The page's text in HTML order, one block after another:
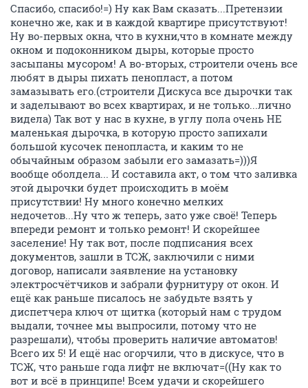
Спасибо, спасибо!=) Ну как Вам сказать...Претензии
конечно же, как и в каждой квартире присутствуют!
Ну во-первых окна, что в кухни,что в комнате между
окном и подоконником дыры, которые просто
засыпаны мусором! А во-вторых, строители очень все
любят в дыры пихать пенопласт, а потом
замазывать его.(строители Дискуса все дырочки так
и заделывают во всех квартирах, и не только...лично
видела) Так вот у нас в кухне, в углу пола очень НЕ
маленькая дырочка, в которую просто запихали
большой кусочек пенопласта, и каким то не
обычайным образом забыли его замазать=)))Я
вообще оболдела... И составила акт, о том что заливка
этой дырочки будет происходить в моём
присутствии! Ну много конечно мелких
недочетов...Ну что ж теперь, зато уже своё! Теперь
впереди ремонт и только ремонт! И скорейшее
заселение! Ну так вот, после подписания всех
документов, зашли в ТСЖ, заключили с ними
договор, написали заявление на установку
электросчётчиков и забрали фурнитуру от окон. И
ещё как раньше писалось не забудьте взять у
диспетчера ключ от щитка (который нам с трудом
выдали, точнее мы выпросили, потому что не
разрешали), чтобы проверить наличие автоматов!
Всего их 5! И ещё нас огорчили, что в дискусе, что в
ТСЖ, что раньше года лифт не включат=((Ну как то
вот и всё в принципе! Всем удачи и скорейшего